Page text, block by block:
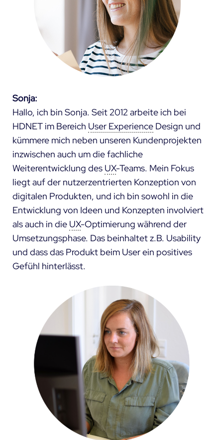
Sonja:
Hallo, ich bin Sonja. Seit 2012 arbeite ich bei
HDNET im Bereich User Experience Design und
kümmere mich neben unseren Kundenprojekten
inzwischen auch um die fachliche
Weiterentwicklung des UX-Teams. Mein Fokus
liegt auf der nutzerzentrierten Konzeption von
digitalen Produkten, und ich bin sowohl in die
Entwicklung von Ideen und Konzepten involviert
als auch in die UX-Optimierung während der
Umsetzungsphase. Das beinhaltet z.B. Usability
und dass das Produkt beim User ein positives
Gefühl hinterlässt.